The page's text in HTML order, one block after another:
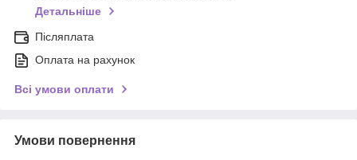
Детальніше
Післяплата
Оплата на рахунок
Всі умови оплати
Умови повернення